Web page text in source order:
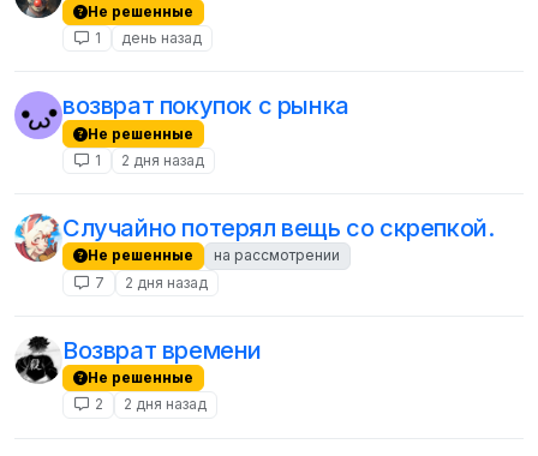
Не решенные
1
день назад
возврат покупок с рынка
Не решенные
1
2 дня назад
Случайно потерял вещь со скрепкой.
Не решенные
на рассмотрении
7
2 дня назад
Возврат времени
Не решенные
2
2 дня назад